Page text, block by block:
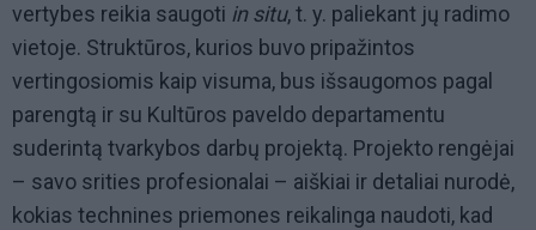
vertybes reikia saugoti in situ, t. y. paliekant jų radimo
vietoje. Struktūros, kurios buvo pripažintos
vertingosiomis kaip visuma, bus išsaugomos pagal
parengtą ir su Kultūros paveldo departamentu
suderintą tvarkybos darbų projektą. Projekto rengėjai
– savo srities profesionalai – aiškiai ir detaliai nurodė,
kokias technines priemones reikalinga naudoti, kad